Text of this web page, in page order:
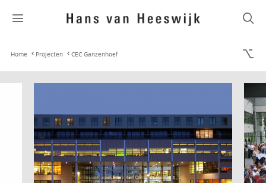
Home Projecten CEC Ganzenhoef